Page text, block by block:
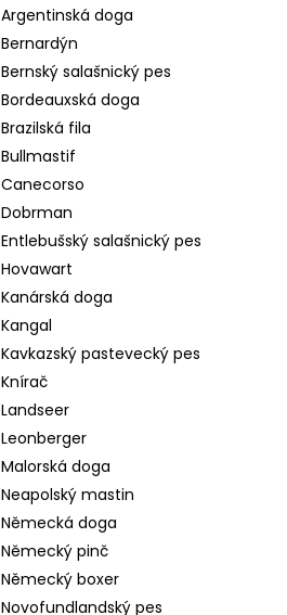
Argentinská doga
Bernardýn
Bernský salašnický pes
Bordeauxská doga
Brazilská fila
Bullmastif
Canecorso
Dobrman
Entlebušský salašnický pes
Hovawart
Kanárská doga
Kangal
Kavkazský pastevecký pes
Knírač
Landseer
Leonberger
Malorská doga
Neapolský mastin
Německá doga
Německý pinč
Německý boxer
Novofundlandský pes